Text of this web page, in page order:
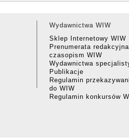
Wydawnictwa WIW
Sklep Internetowy WIW
Prenumerata redakcyjna
czasopism WIW
Wydawnictwa
Publikacje
Regulamin
do WIW
Regulamin konkursów